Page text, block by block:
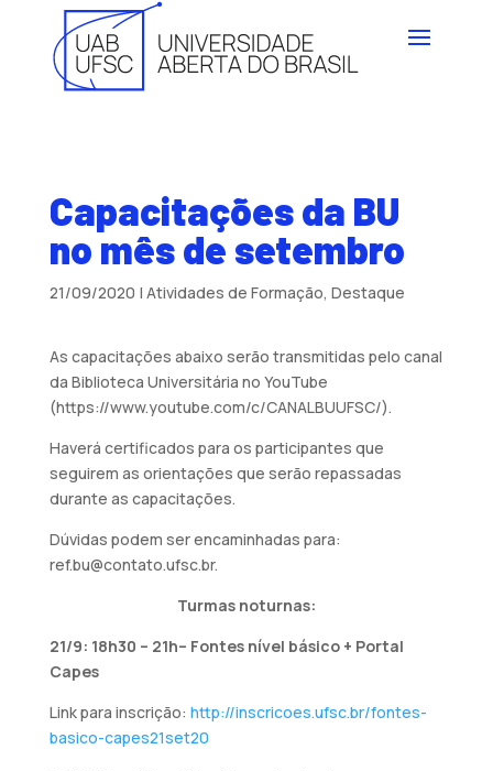
Capacitações da BU
no mês de setembro
21/09/2020 | Atividades de Formação, Destaque
As capacitações abaixo serão transmitidas pelo canal
da Biblioteca Universitária no YouTube
(https://www.youtube.com/c/CANALBUUFSC/).
Haverá certificados para os participantes que
seguirem as orientações que serão repassadas
durante as capacitações.
Dúvidas podem ser encaminhadas para:
ref.bu@contato.ufsc.br.
Turmas noturnas:
21/9: 18h30 – 21h– Fontes nível básico + Portal
Capes
Link para inscrição: http://inscricoes.ufsc.br/fontes-
basico-capes21set20